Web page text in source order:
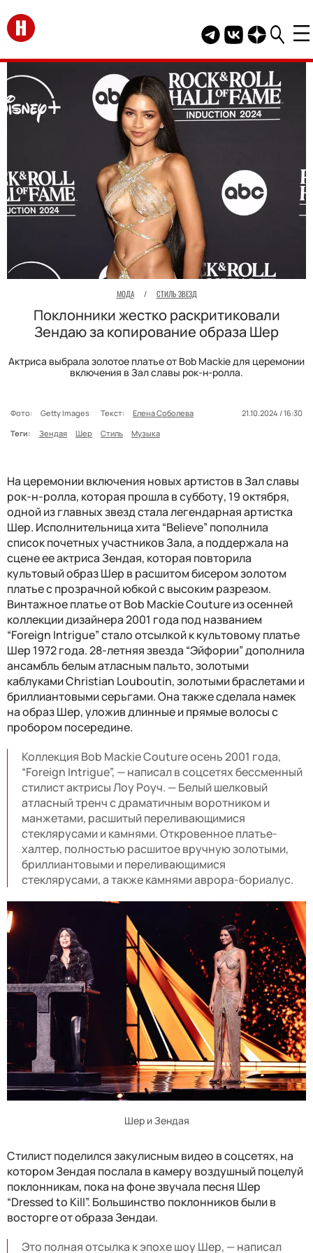
Перейти на главную
Telegram канал
Группа HELLO
Канал
МОДА / СТИЛЬ ЗВЕЗД
Поклонники жестко раскритиковали
Зендаю за копирование образа Шер
Актриса выбрала золотое платье от Bob Mackie для церемонии
включения в Зал славы рок-н-ролла.
Фото: Getty Images Текст: Елена Соболева
21.10.2024 / 16:30
Теги:
Зендая Шер Стиль Музыка
На церемонии включения новых артистов в Зал славы
рок-н-ролла, которая прошла в субботу, 19 октября,
одной из главных звезд стала легендарная артистка
Шер. Исполнительница хита “Believe” пополнила
список почетных участников Зала, а поддержала на
сцене ее актриса Зендая, которая повторила
культовый образ Шер в расшитом бисером золотом
платье с прозрачной юбкой с высоким разрезом.
Винтажное платье от Bob Mackie Couture из осенней
коллекции дизайнера 2001 года под названием
“Foreign Intrigue” стало отсылкой к культовому платье
Шер 1972 года. 28-летняя звезда “Эйфории” дополнила
ансамбль белым атласным пальто, золотыми
каблуками Christian Louboutin, золотыми браслетами и
бриллиантовыми серьгами. Она также сделала намек
на образ Шер, уложив длинные и прямые волосы с
пробором посередине.
Коллекция Bob Mackie Couture осень 2001 года,
“Foreign Intrigue”, — написал в соцсетях бессменный
стилист актрисы Лоу Роуч. — Белый шелковый
атласный тренч с драматичным воротником и
манжетами, расшитый переливающимися
стеклярусами и камнями. Откровенное платье-
халтер, полностью расшитое вручную золотыми,
бриллиантовыми и переливающимися
стеклярусами, а также камнями аврора-бориалус.
Шер и Зендая
Стилист поделился закулисным видео в соцсетях, на
котором Зендая послала в камеру воздушный поцелуй
поклонникам, пока на фоне звучала песня Шер
“Dressed to Kill”. Большинство поклонников были в
восторге от образа Зендаи.
Это полная отсылка к эпохе шоу Шер, — написал